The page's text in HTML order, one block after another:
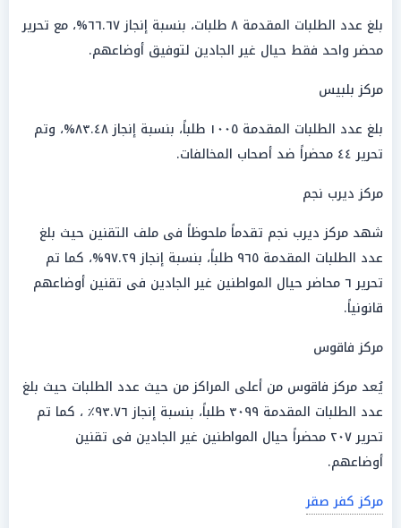
بلغ عدد الطلبات المقدمة ٨ طلبات، بنسبة إنجاز ٦٦.٦٧%، مع تحرير
محضر واحد فقط حيال غير الجادين لتوفيق أوضاعهم.
مركز بلبيس
بلغ عدد الطلبات المقدمة ١٠٠٥ طلباً، بنسبة إنجاز ٨٣.٤٨%، وتم
تحرير ٤٤ محضراً ضد أصحاب المخالفات.
مركز ديرب نجم
شهد مركز ديرب نجم تقدماً ملحوظاً فى ملف التقنين حيث بلغ
عدد الطلبات المقدمة ٩٦٥ طلباً، بنسبة إنجاز ٩٧.٢٩%، كما تم
تحرير ٦ محاضر حيال المواطنين غير الجادين فى تقنين أوضاعهم
قانونياً.
مركز فاقوس
يُعد مركز فاقوس من أعلى المراكز من حيث عدد الطلبات حيث بلغ
عدد الطلبات المقدمة ٣٠٩٩ طلباً، بنسبة إنجاز ٩٣.٧٦٪ ، كما تم
تحرير ٢٠٧ محضراً حيال المواطنين غير الجادين فى تقنين
أوضاعهم.
مركز كفر صقر